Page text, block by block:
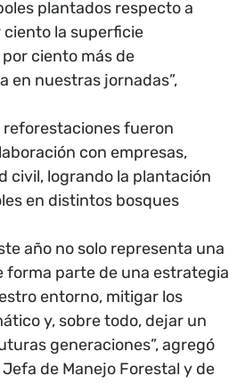
plantados respecto a
la superficie
ciento más de
en nuestras jornadas”,
reforestaciones fueron
con empresas,
civil, logrando la plantación
en distintos bosques
año no solo representa una
forma parte de una estrategia
entorno, mitigar los
y, sobre todo, dejar un
generaciones”, agregó
de Manejo Forestal y de